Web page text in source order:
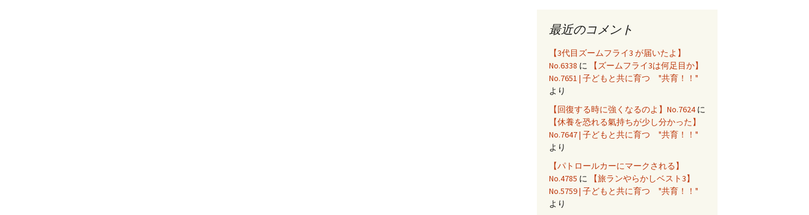
最近のコメント
【3代目ズームフライ3 が届いたよ】
No.6338 に
【ズームフライ3は何足目か】
No.7651 | 子どもと共に育つ "共育！！"
より
【回復する時に強くなるのよ】No.7624に
【休養を恐れる氣持ちが少し分かった】
No.7647 | 子どもと共に育つ "共育！！"
より
【パトロールカーにマークされる】
No.4785 に
【旅ランやらかしベスト3】
No.5759 | 子どもと共に育つ "共育！！"
より